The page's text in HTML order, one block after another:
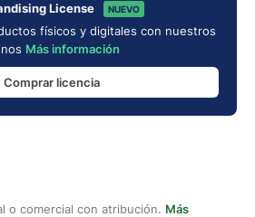
License NUEVO
físicos y digitales con nuestros
Más información
Comprar licencia
o comercial con atribución. Más